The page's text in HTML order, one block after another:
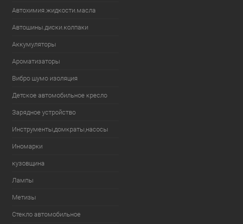
Автохимия.жидкости.масла
Автошины.диски.колпаки
Аккумуляторы
Ароматизаторы
Вибро шумо изоляция
Детское автомобильное кресло
Зарядное устройство
Инструменты,домкраты,насосы
Иномарки
кузовщина
Лампы
Метизы
Стекло автомобильное